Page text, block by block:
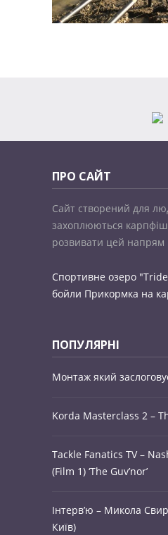
ПРО САЙТ
Сайт створений для
захоплюються
розвивати цей напрям
Спортивне озеро
бойли Прикормка на
ПОПУЛЯРНІ
Монтаж який
Korda Masterclass 2 –
Tackle Fanatics TV –
(Film 1) ‘The Guv’nor’
Інтерв’ю – Микола
Київ)